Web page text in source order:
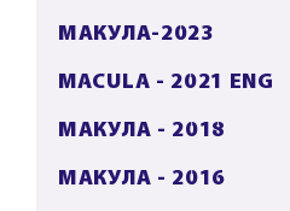
МАКУЛА-2023
MACULA - 2021 ENG
МАКУЛА - 2018
МАКУЛА - 2016